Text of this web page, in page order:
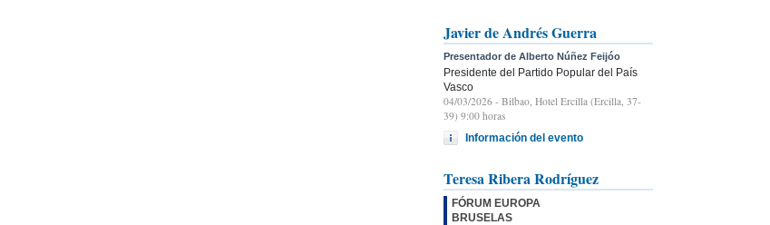
Javier de Andrés Guerra
Presentador de Alberto Núñez Feijóo
Presidente del Partido Popular del País
Vasco
04/03/2026 - Bilbao, Hotel Ercilla (Ercilla, 37-
39) 9:00 horas
Información del evento
Teresa Ribera Rodríguez
FÓRUM EUROPA
BRUSELAS